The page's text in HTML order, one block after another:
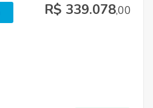
R$ 339.078,00